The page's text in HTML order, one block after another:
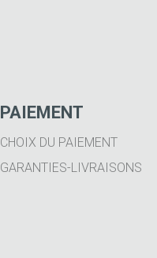
PAIEMENT
CHOIX DU PAIEMENT
GARANTIES-LIVRAISONS